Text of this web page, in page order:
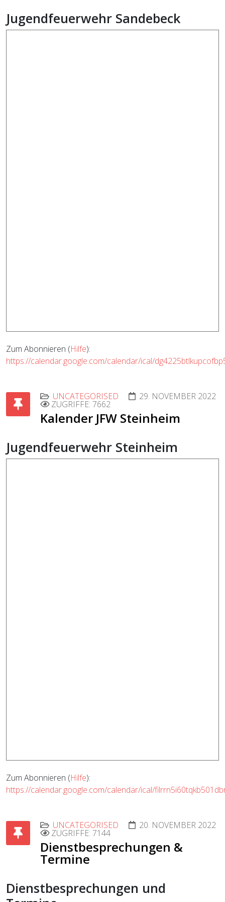
Jugendfeuerwehr Sandebeck
Zum Abonnieren (Hilfe):
https://calendar.google.com/calendar/ical/
UNCATEGORISED 29. NOVEMBER 2022
ZUGRIFFE: 7662
Kalender JFW Steinheim
Jugendfeuerwehr Steinheim
Zum Abonnieren (Hilfe):
https://calendar.google.com/calendar/ical/
UNCATEGORISED 20. NOVEMBER 2022
ZUGRIFFE: 7144
Dienstbesprechungen &
Termine
Dienstbesprechungen und